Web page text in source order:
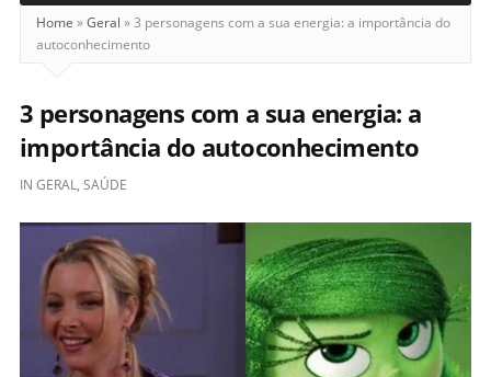
Home »Geral »3 personagens com a sua energia: a importância do
autoconhecimento
3 personagens com a sua energia: a
importância do autoconhecimento
IN GERAL, SAÚDE